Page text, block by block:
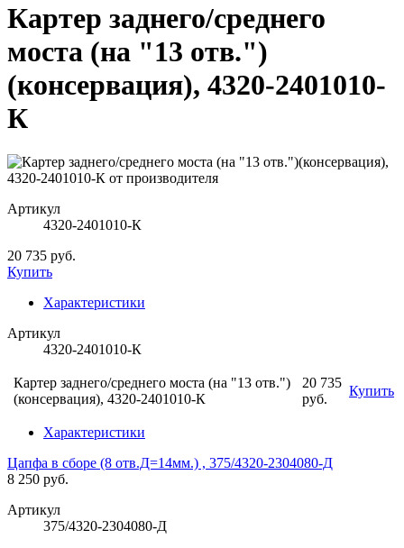
Картер заднего/среднего
моста (на "13 отв.")
(консервация), 4320-2401010-
К
Артикул
4320-2401010-К
20 735 руб.
Купить
Характеристики
Артикул
4320-2401010-К
Картер заднего/среднего моста (на "13 отв.")
(консервация), 4320-2401010-К
20 735
руб.
Купить
Характеристики
Цапфа в сборе (8 отв.Д=14мм.) , 375/4320-2304080-Д
8 250 руб.
Артикул
375/4320-2304080-Д